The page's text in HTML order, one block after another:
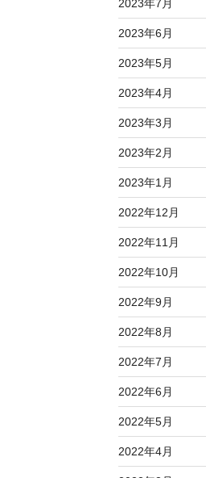
2023年7月
2023年6月
2023年5月
2023年4月
2023年3月
2023年2月
2023年1月
2022年12月
2022年11月
2022年10月
2022年9月
2022年8月
2022年7月
2022年6月
2022年5月
2022年4月